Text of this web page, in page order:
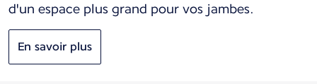
d'un espace plus grand pour vos jambes.
En savoir plus